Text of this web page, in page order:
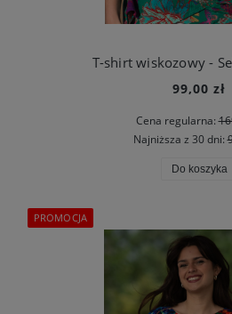
T-shirt wiskozowy -
99,00 zł
Cena regularna:
Najniższa z 30 dni:
Do koszyka
PROMOCJA